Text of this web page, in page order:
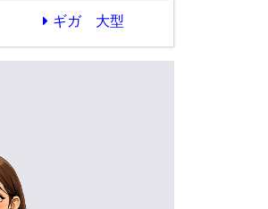
ギガ 大型